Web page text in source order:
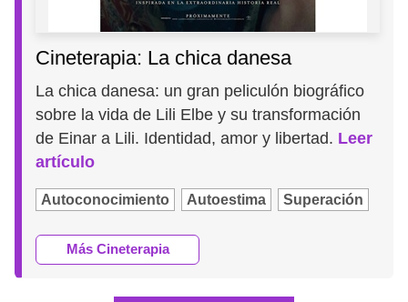
Cineterapia: La chica danesa
La chica danesa: un gran peliculón biográfico
sobre la vida de Lili Elbe y su transformación
de Einar a Lili. Identidad, amor y libertad. Leer
artículo
Autoconocimiento Autoestima Superación
Más Cineterapia